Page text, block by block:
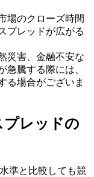
場のクローズ時間
プレッドが広がる
災害、金融不安な
急騰する際には、
る場合がございま
レッドの
準と比較しても競